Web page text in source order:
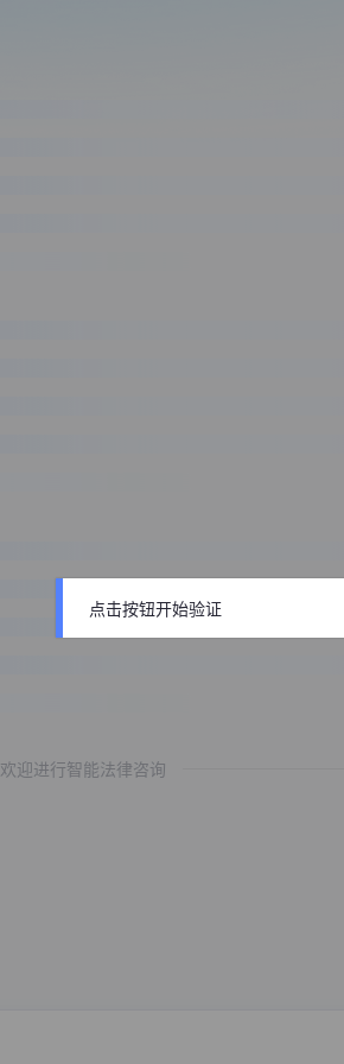
欢迎进行智能法律咨询
点击按钮开始验证